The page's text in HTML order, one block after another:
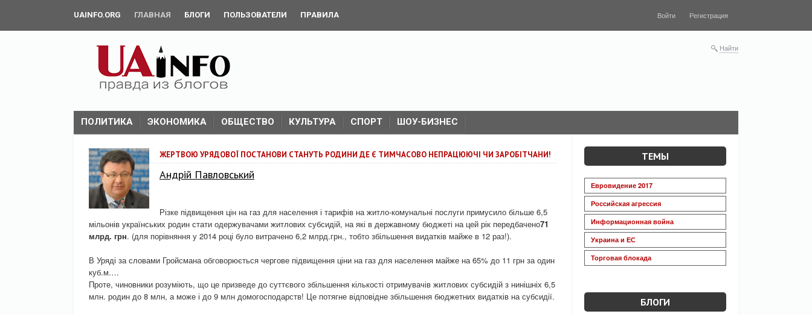
UAINFO.ORG ГЛАВНАЯ БЛОГИ ПОЛЬЗОВАТЕЛИ ПРАВИЛА Войти Регистрация
Найти
ПОЛИТИКА ЭКОНОМИКА ОБЩЕСТВО КУЛЬТУРА СПОРТ ШОУ-БИЗНЕС
ЖЕРТВОЮ УРЯДОВОЇ ПОСТАНОВИ СТАНУТЬ РОДИНИ ДЕ Є ТИМЧАСОВО НЕПРАЦЮЮЧІ ЧИ ЗАРОБІТЧАНИ!
Андрій Павловський
Різке підвищення цін на газ для населення і тарифів на житло-комунальні послуги примусило більше 6,5
мільонів українських родин стати одержувачами житлових субсидій, на які в державному бюджеті на цей рік передбачено71
млрд. грн. (для порівняння у 2014 році було витрачено 6,2 млрд.грн., тобто збільшення видатків майже в 12 раз!).
В Уряді за словами Гройсмана обговорюється чергове підвищення ціни на газ для населення майже на 65% до 11 грн за один
куб.м.…
Проте, чиновники розуміють, що це призведе до суттєвого збільшення кількості отримувачів житлових субсидій з нинішніх 6,5
млн. родин до 8 млн, а може і до 9 млн домогосподарств! Це потягне відповідне збільшення бюджетних видатків на субсидії.
ТЕМЫ
Евровидение 2017
Российская агрессия
Информационная война
Украина и ЕС
Торговая блокада
БЛОГИ